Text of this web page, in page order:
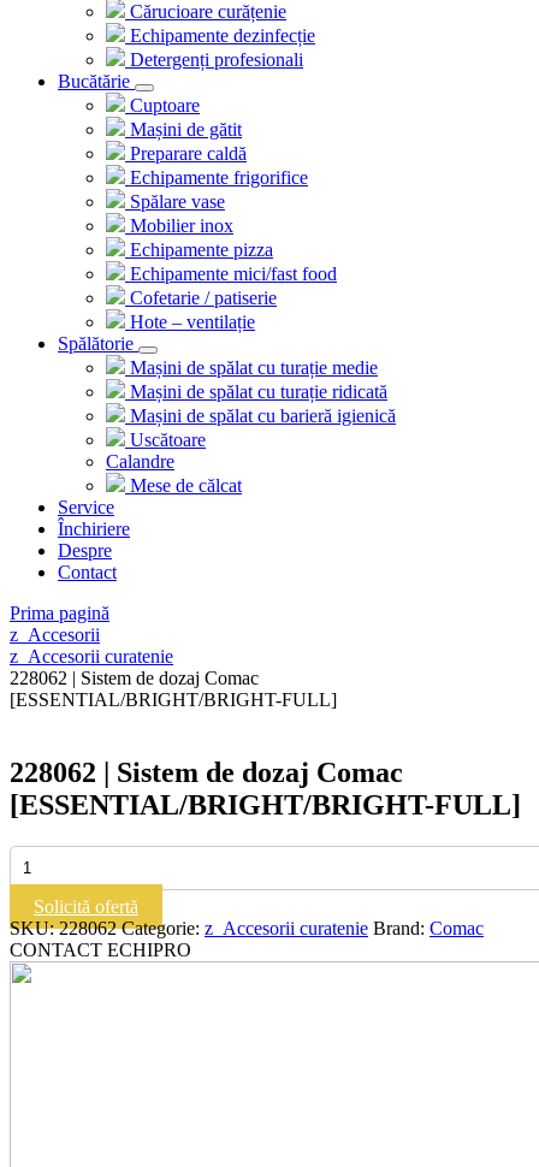
Cărucioare curățenie
Echipamente dezinfecție
Detergenți profesionali
Bucătărie
Cuptoare
Mașini de gătit
Preparare caldă
Echipamente frigorifice
Spălare vase
Mobilier inox
Echipamente pizza
Echipamente mici/fast food
Cofetarie / patiserie
Hote – ventilație
Spălătorie
Mașini de spălat cu turație medie
Mașini de spălat cu turație ridicată
Mașini de spălat cu barieră igienică
Uscătoare
Calandre
Mese de călcat
Service
Închiriere
Despre
Contact
Prima pagină
z_Accesorii
z_Accesorii curatenie
228062 | Sistem de dozaj Comac
[ESSENTIAL/BRIGHT/BRIGHT-FULL]
228062 | Sistem de dozaj Comac
[ESSENTIAL/BRIGHT/BRIGHT-FULL]
Cantitate
228062
Sistem
de
dozaj
Comac
Solicită ofertă
SKU:228062 Categorie: z_Accesorii curatenie Brand: Comac
CONTACT ECHIPRO